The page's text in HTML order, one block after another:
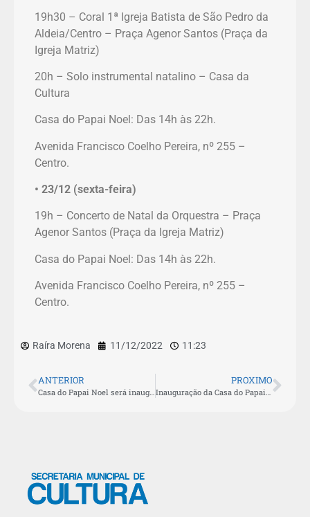
19h30 – Coral 1ª Igreja Batista de São Pedro da
Aldeia/Centro – Praça Agenor Santos (Praça da
Igreja Matriz)
20h – Solo instrumental natalino – Casa da
Cultura
Casa do Papai Noel: Das 14h às 22h.
Avenida Francisco Coelho Pereira, nº 255 –
Centro.
• 23/12 (sexta-feira)
19h – Concerto de Natal da Orquestra – Praça
Agenor Santos (Praça da Igreja Matriz)
Casa do Papai Noel: Das 14h às 22h.
Avenida Francisco Coelho Pereira, nº 255 –
Centro.
Raíra Morena 11/12/2022 11:23
ANTERIOR
Casa do Papai Noel será inaugurada nesta terça-feira (13) em São Pedro da Aldeia
PROXIMO
Inauguração da Casa do Papai Noel é adiada para esta quarta-feira (14)